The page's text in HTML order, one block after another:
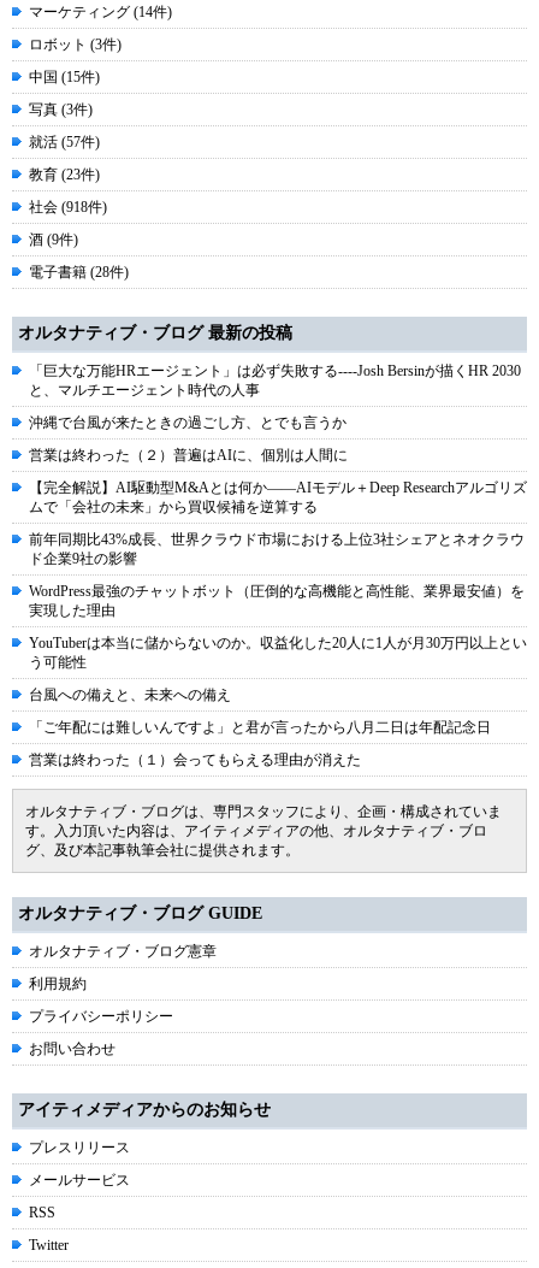
マーケティング (14件)
ロボット (3件)
中国 (15件)
写真 (3件)
就活 (57件)
教育 (23件)
社会 (918件)
酒 (9件)
電子書籍 (28件)
オルタナティブ・ブログ 最新の投稿
「巨大な万能HRエージェント」は必ず失敗する----Josh Bersinが描くHR 2030
と、マルチエージェント時代の人事
沖縄で台風が来たときの過ごし方、とでも言うか
営業は終わった（２）普遍はAIに、個別は人間に
【完全解説】AI駆動型M&Aとは何か――AIモデル＋Deep Researchアルゴリズ
ムで「会社の未来」から買収候補を逆算する
前年同期比43%成長、世界クラウド市場における上位3社シェアとネオクラウ
ド企業9社の影響
WordPress最強のチャットボット（圧倒的な高機能と高性能、業界最安値）を
実現した理由
YouTuberは本当に儲からないのか。収益化した20人に1人が月30万円以上とい
う可能性
台風への備えと、未来への備え
「ご年配には難しいんですよ」と君が言ったから八月二日は年配記念日
営業は終わった（１）会ってもらえる理由が消えた
オルタナティブ・ブログは、専門スタッフにより、企画・構成されていま
す。入力頂いた内容は、アイティメディアの他、オルタナティブ・ブロ
グ、及び本記事執筆会社に提供されます。
オルタナティブ・ブログ GUIDE
オルタナティブ・ブログ憲章
利用規約
プライバシーポリシー
お問い合わせ
アイティメディアからのお知らせ
プレスリリース
メールサービス
RSS
Twitter